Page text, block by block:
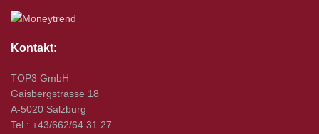
Kontakt:
TOP3 GmbH
Gaisbergstrasse 18
A-5020 Salzburg
Tel.: +43/662/64 31 27